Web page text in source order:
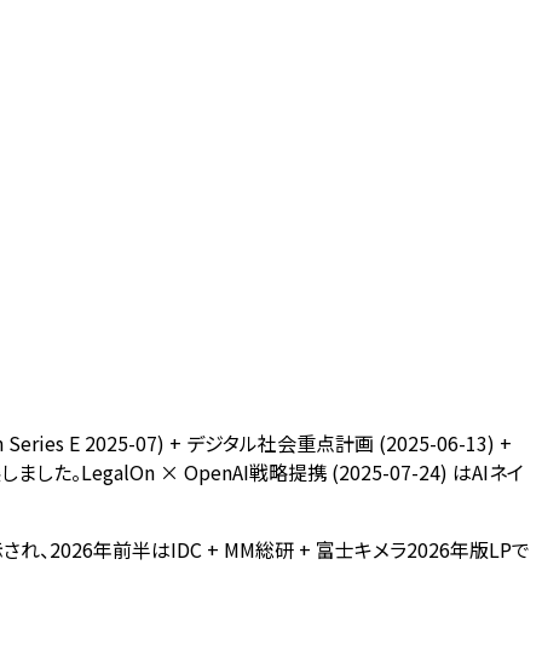
Series E 2025-07) + デジタル社会重点計画 (2025-06-13) +
ました。LegalOn × OpenAI戦略提携 (2025-07-24) はAIネイ
れ、2026年前半はIDC + MM総研 + 富士キメラ2026年版LPで